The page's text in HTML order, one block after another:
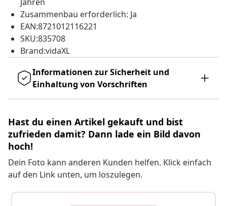
Zusammenbau erforderlich: Ja
EAN:8721012116221
SKU:835708
Brand:vidaXL
Informationen zur Sicherheit und
Einhaltung von Vorschriften
Hast du einen Artikel gekauft und bist
zufrieden damit? Dann lade ein Bild davon
hoch!
Dein Foto kann anderen Kunden helfen. Klick einfach
auf den Link unten, um loszulegen.